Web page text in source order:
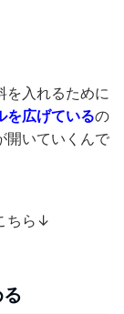
を入れるために
を広げているの
開いていくんで
ちら↓